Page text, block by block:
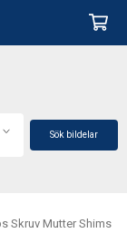
Sök bildelar
Skruv Mutter Shims